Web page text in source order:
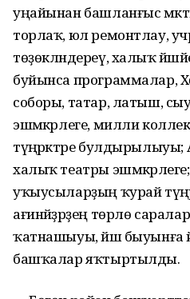
уңайынан башланғыс
торлаҡ, юл ремонтлау,
төҙөкләндереү, халыҡ
буйынса программалар,
соборы, татар, латыш,
эшмәкәрлеге, милли
түңәрәктәре
халыҡ театры эшмәкәрлеге;
уҡыусыларҙың ҡурай
ағинәйҙәрҙең төрлө
ҡатнашыуы, йәш быуынға
башҡалар яҡтыртылды.